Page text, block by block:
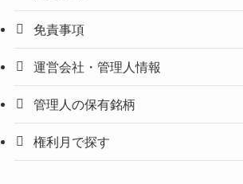
免責事項
運営会社・管理人情報
管理人の保有銘柄
権利月で探す